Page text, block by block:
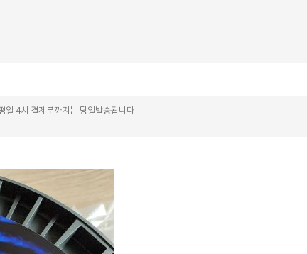
일 4시 결제분까지는 당일발송됩니다